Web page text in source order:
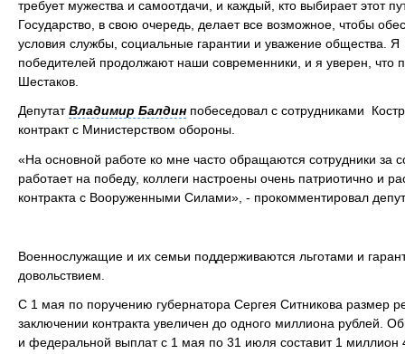
требует мужества и самоотдачи, и каждый, кто выбирает этот
Государство, в свою очередь, делает все возможное, чтобы
условия службы, социальные гарантии и уважение общества.
победителей продолжают наши современники, и я уверен, что
Шестаков.
ДепутатВладимир Балдин побеседовал с сотрудниками
контракт с Министерством обороны.
«На основной работе ко мне часто обращаются сотрудники за
работает на победу, коллеги настроены очень патриотично и
контракта с Вооруженными Силами», - прокомментировал
Военнослужащие и их семьи поддерживаются льготами и
довольствием.
С 1 мая по поручению губернатора Сергея Ситникова размер
заключении контракта увеличен до одного миллиона рублей.
и федеральной выплат с 1 мая по 31 июля составит 1 миллион